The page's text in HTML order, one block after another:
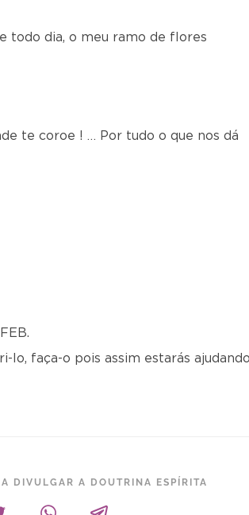
todo dia, o meu ramo de flores
te coroe ! … Por tudo o que nos dá
faça-o pois assim estarás
DIVULGAR A DOUTRINA ESPÍRITA